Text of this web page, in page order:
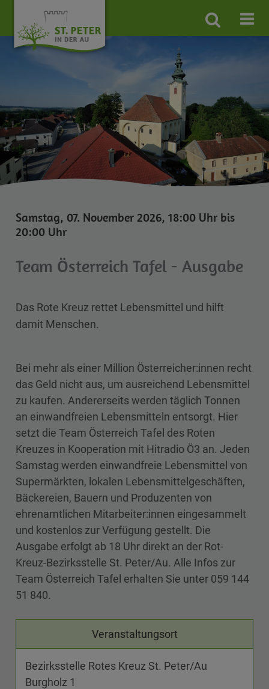
Site
search
Samstag, 07. November 2026, 18:00 Uhr bis
20:00 Uhr
Team Österreich Tafel - Ausgabe
Das Rote Kreuz rettet Lebensmittel und hilft
damit Menschen.
Bei mehr als einer Million Österreicher:innen recht
das Geld nicht aus, um ausreichend Lebensmittel
zu kaufen. Andererseits werden täglich Tonnen
an einwandfreien Lebensmitteln entsorgt. Hier
setzt die Team Österreich Tafel des Roten
Kreuzes in Kooperation mit Hitradio Ö3 an. Jeden
Samstag werden einwandfreie Lebensmittel von
Supermärkten, lokalen Lebensmittelgeschäften,
Bäckereien, Bauern und Produzenten von
ehrenamtlichen Mitarbeiter:innen eingesammelt
und kostenlos zur Verfügung gestellt. Die
Ausgabe erfolgt ab 18 Uhr direkt an der Rot-
Kreuz-Bezirksstelle St. Peter/Au. Alle Infos zur
Team Österreich Tafel erhalten Sie unter 059 144
51 840.
Veranstaltungsort
Bezirksstelle Rotes Kreuz St. Peter/Au
Burgholz 1